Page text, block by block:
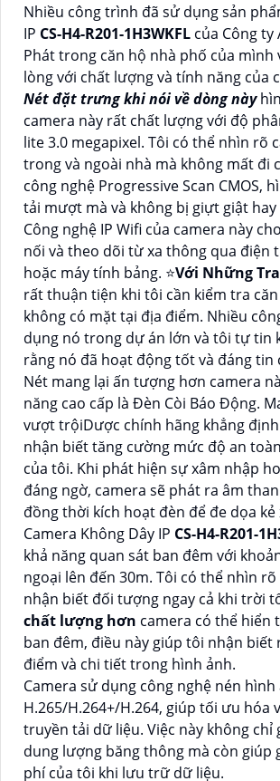
Nhiều công trình đã sử dụng sản
IP CS-H4-R201-1H3WKFL của Công ty
Phát trong căn hộ nhà phố của mình
lòng với chất lượng và tính năng của
Nét đặt trưng khi nói về dòng này
camera này rất chất lượng với độ
lite 3.0 megapixel. Tôi có thể nhìn rõ
trong và ngoài nhà mà không mất đi
công nghệ Progressive Scan CMOS,
tải mượt mà và không bị giựt giật hay
Công nghệ IP Wifi của camera này
nối và theo dõi từ xa thông qua điện
hoặc máy tính bảng. ⭐Với Những
rất thuận tiện khi tôi cần kiểm tra
không có mặt tại địa điểm. Nhiều
dụng nó trong dự án lớn và tôi tự tin
rằng nó đã hoạt động tốt và đáng tin
Nét mang lại ấn tượng hơn camera
năng cao cấp là Đèn Còi Báo Động.
vượt trộiDược chính hãng khẳng
nhận biết tăng cường mức độ an
của tôi. Khi phát hiện sự xâm nhập
đáng ngờ, camera sẽ phát ra âm
đồng thời kích hoạt đèn để đe dọa kẻ
Camera Không Dây IP CS-H4-R201-
khả năng quan sát ban đêm với
ngoại lên đến 30m. Tôi có thể nhìn
nhận biết đối tượng ngay cả khi trời
chất lượng hơn camera có thể hiển
ban đêm, điều này giúp tôi nhận biết
điểm và chi tiết trong hình ảnh.
Camera sử dụng công nghệ nén hình
H.265/H.264+/H.264, giúp tối ưu hóa
truyền tải dữ liệu. Việc này không chỉ
dung lượng băng thông mà còn giúp
phí của tôi khi lưu trữ dữ liệu.